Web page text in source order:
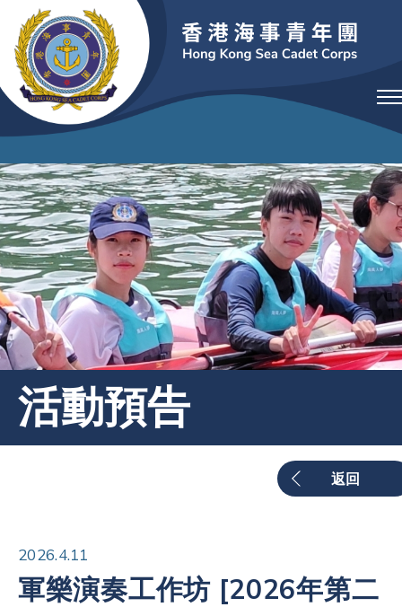
活動預告
返回
2026.4.11
軍樂演奏工作坊 [2026年第二